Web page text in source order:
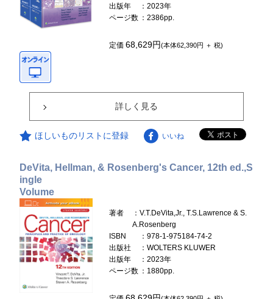
出版年
：2023年
ページ数 ：2386pp.
定価68,629円(本体62,390円 ＋ 税)
詳しく見る
ほしいものリストに登録 いいね
DeVita, Hellman, & Rosenberg's Cancer, 12th ed.,S
ingle
Volume
著者
：V.T.DeVita,Jr., T.S.Lawrence & S.
A.Rosenberg
ISBN
：978-1-975184-74-2
出版社
：WOLTERS KLUWER
出版年
：2023年
ページ数 ：1880pp.